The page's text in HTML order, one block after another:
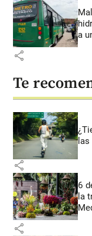
a
share
Te
share
6
la
share